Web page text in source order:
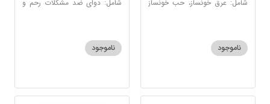
شامل: عرق خونساز، حب خونساز
ناموجود
شامل: دوای ضد مشکلات رحم و
زیتون
ناموجود